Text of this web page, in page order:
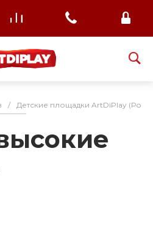
/ Детские площадки ArtDiPlay